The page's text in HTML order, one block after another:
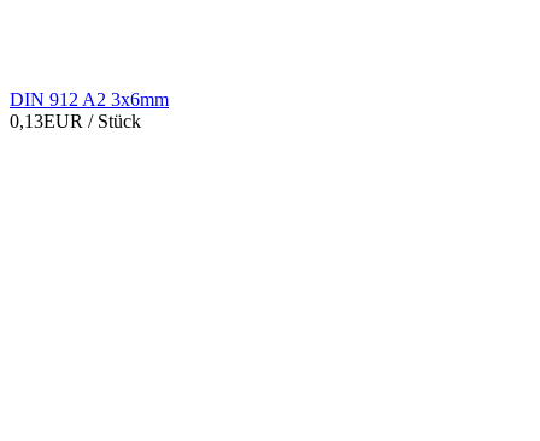
DIN 912 A2 3x6mm
0,13EUR / Stück